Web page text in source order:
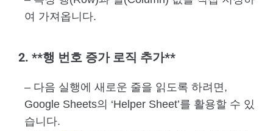
여 가져옵니다.
2. **행 번호 증가 로직 추가**
– 다음 실행에 새로운 줄을 읽도록 하려면,
Google Sheets의 ‘Helper Sheet’를 활용할 수 있
습니다.